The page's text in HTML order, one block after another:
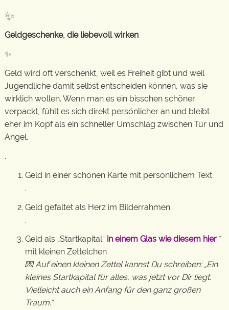
✨
Geldgeschenke, die liebevoll wirken
✨
Geld wird oft verschenkt, weil es Freiheit gibt und weil
Jugendliche damit selbst entscheiden können, was sie
wirklich wollen. Wenn man es ein bisschen schöner
verpackt, fühlt es sich direkt persönlicher an und bleibt
eher im Kopf als ein schneller Umschlag zwischen Tür und
Angel.
.
Geld in einer schönen Karte mit persönlichem Text
.
Geld gefaltet als Herz im Bilderrahmen
.
Geld als „Startkapital“ in einem Glas wie diesem hier *
mit kleinen Zettelchen
💌 Auf einen kleinen Zettel kannst Du schreiben: „Ein
kleines Startkapital für alles, was jetzt vor Dir liegt.
Vielleicht auch ein Anfang für den ganz großen
Traum.“